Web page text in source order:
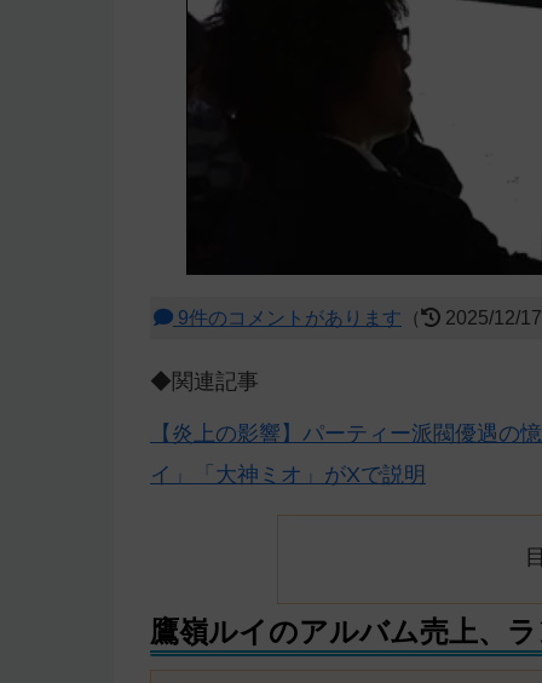
9件のコメントがあります （ 2025/12/
◆関連記事
【炎上の影響】パーティー派閥優遇の
イ」「大神ミオ」がXで説明
鷹嶺ルイのアルバム売上、